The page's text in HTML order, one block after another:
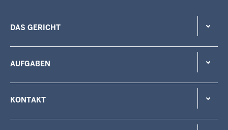
DAS GERICHT
AUFGABEN
KONTAKT